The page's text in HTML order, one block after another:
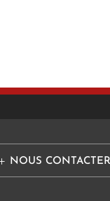
NOUS CONTACTER